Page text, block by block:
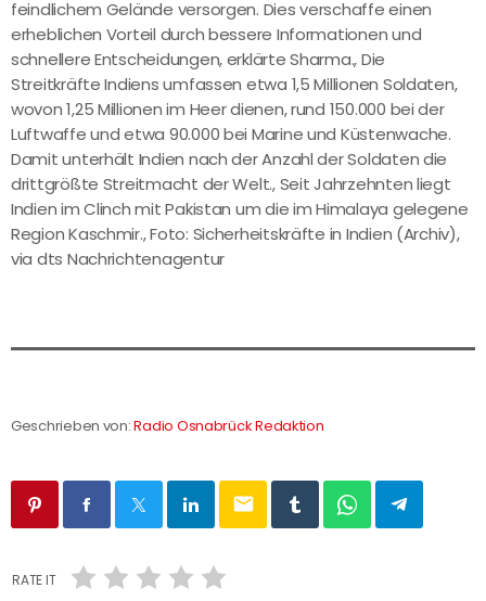
feindlichem Gelände versorgen. Dies verschaffe einen
erheblichen Vorteil durch bessere Informationen und
schnellere Entscheidungen, erklärte Sharma., Die
Streitkräfte Indiens umfassen etwa 1,5 Millionen Soldaten,
wovon 1,25 Millionen im Heer dienen, rund 150.000 bei der
Luftwaffe und etwa 90.000 bei Marine und Küstenwache.
Damit unterhält Indien nach der Anzahl der Soldaten die
drittgrößte Streitmacht der Welt., Seit Jahrzehnten liegt
Indien im Clinch mit Pakistan um die im Himalaya gelegene
Region Kaschmir., Foto: Sicherheitskräfte in Indien (Archiv),
via dts Nachrichtenagentur
Geschrieben von:Radio Osnabrück Redaktion
email
RATE IT